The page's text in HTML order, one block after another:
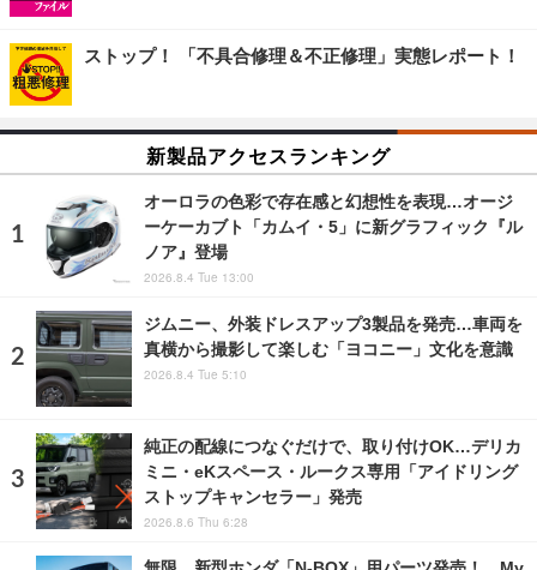
ストップ！ 「不具合修理＆不正修理」実態レポート！
新製品アクセスランキング
オーロラの色彩で存在感と幻想性を表現…オージ
ーケーカブト「カムイ・5」に新グラフィック『ル
ノア』登場
2026.8.4 Tue 13:00
ジムニー、外装ドレスアップ3製品を発売…車両を
真横から撮影して楽しむ「ヨコニー」文化を意識
2026.8.4 Tue 5:10
純正の配線につなぐだけで、取り付けOK…デリカ
ミニ・eKスペース・ルークス専用「アイドリング
ストップキャンセラー」発売
2026.8.6 Thu 6:28